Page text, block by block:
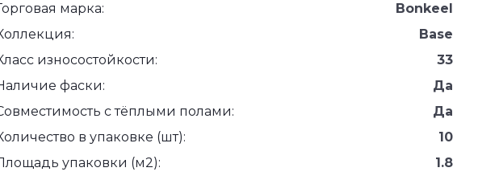
марка:
Bonkeel
Base
износостойкости:
33
фаски:
Да
с тёплыми полами:
Да
в упаковке (шт):
10
упаковки (м2):
1.8